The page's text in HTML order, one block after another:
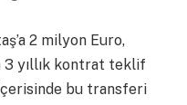
2 milyon Euro,
3 yıllık kontrat teklif
içerisinde bu transferi